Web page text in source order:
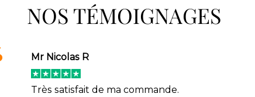
NOS TÉMOIGNAGES
Mr Nicolas R
Très satisfait de ma commande.